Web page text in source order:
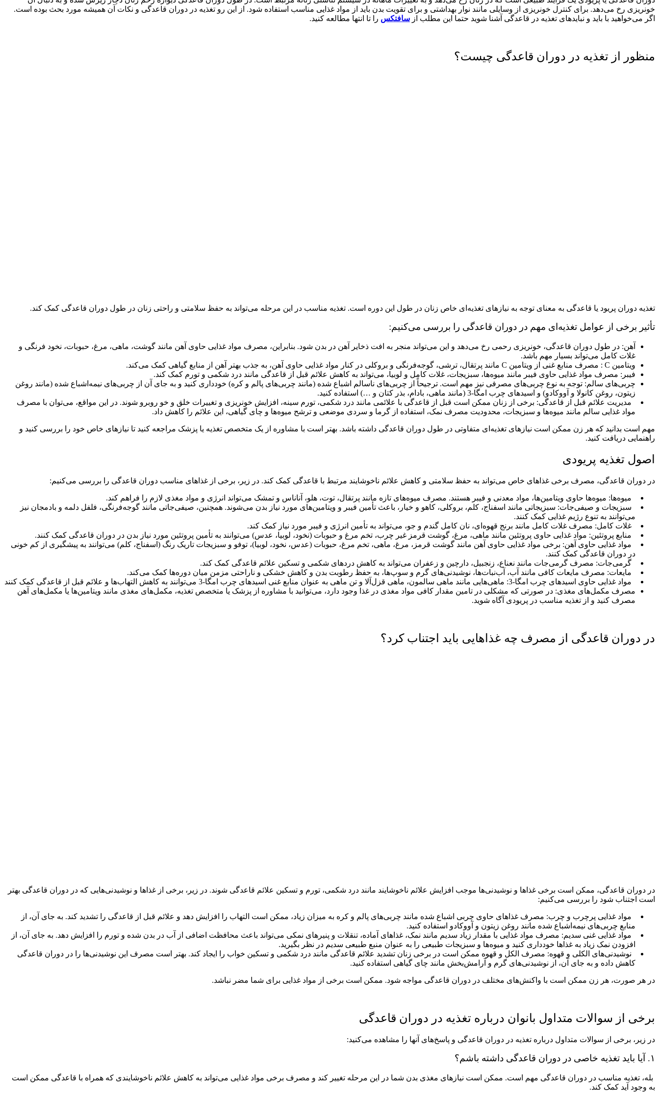
خونریزی رخ می‌دهد. برای کنترل خونریزی از وسایلی مانند نوار بهداشتی و برای تقویت بدن باید از مواد غذایی مناسب استفاده شود. از این رو تغذیه در دوران قاعدگی و نکات آن همیشه مورد بحث بوده است.
اگر می‌خواهید با باید و نباید‌های تغذیه در قاعدگی آشنا شوید حتما این مطلب از سافتکس را تا انتها مطالعه کنید.
منظور از تغذیه در دوران قاعدگی چیست؟
تغذیه دوران پریود یا قاعدگی به معنای توجه به نیازهای تغذیه‌ای خاص زنان در طول این دوره است. تغذیه مناسب در این مرحله می‌تواند به حفظ سلامتی و راحتی زنان در طول دوران قاعدگی کمک کند.
تأثیر برخی از عوامل تغذیه‌ای مهم در دوران قاعدگی را بررسی می‌کنیم:
آهن: در طول دوران قاعدگی، خونریزی رحمی رخ می‌دهد و این می‌تواند منجر به افت ذخایر آهن در بدن شود. بنابراین، مصرف مواد غذایی حاوی آهن مانند گوشت، ماهی، مرغ، حبوبات، نخود فرنگی و
غلات کامل می‌تواند بسیار مهم باشد.
ویتامین C : مصرف منابع غنی از ویتامین C مانند پرتقال، ترشی، گوجه‌فرنگی و بروکلی در کنار مواد غذایی حاوی آهن، به جذب بهتر آهن از منابع گیاهی کمک می‌کند.
فیبر: مصرف مواد غذایی حاوی فیبر مانند میوه‌ها، سبزیجات، غلات کامل و لوبیا، می‌تواند به کاهش علائم قبل از قاعدگی مانند درد شکمی و تورم کمک کند.
چربی‌های سالم: توجه به نوع چربی‌های مصرفی نیز مهم است. ترجیحاً از چربی‌های ناسالم اشباع شده (مانند چربی‌های پالم و کره) خودداری کنید و به جای آن از چربی‌های نیمه‌اشباع شده (مانند روغن
زیتون، روغن کانولا و آووکادو) و اسیدهای چرب امگا-3 (مانند ماهی، بادام، بذر کتان و …) استفاده کنید.
مدیریت علائم قبل از قاعدگی: برخی از زنان ممکن است قبل از قاعدگی با علائمی مانند درد شکمی، تورم سینه، افزایش خونریزی و تغییرات خلق و خو روبرو شوند. در این مواقع، می‌توان با مصرف
مواد غذایی سالم مانند میوه‌ها و سبزیجات، محدودیت مصرف نمک، استفاده از گرما و سردی موضعی و ترشح میوه‌ها و چای گیاهی، این علائم را کاهش داد.
مهم است بدانید که هر زن ممکن است نیازهای تغذیه‌ای متفاوتی در طول دوران قاعدگی داشته باشد. بهتر است با مشاوره از یک متخصص تغذیه یا پزشک مراجعه کنید تا نیازهای خاص خود را بررسی کنید و
راهنمایی دریافت کنید.
اصول تغذیه پریودی
در دوران قاعدگی، مصرف برخی غذاهای خاص می‌تواند به حفظ سلامتی و کاهش علائم ناخوشایند مرتبط با قاعدگی کمک کند. در زیر، برخی از غذاهای مناسب دوران قاعدگی را بررسی می‌کنیم:
میوه‌ها: میوه‌ها حاوی ویتامین‌ها، مواد معدنی و فیبر هستند. مصرف میوه‌های تازه مانند پرتقال، توت، هلو، آناناس و تمشک می‌تواند انرژی و مواد مغذی لازم را فراهم کند.
سبزیجات و صیفی‌جات: سبزیجاتی مانند اسفناج، کلم، بروکلی، کاهو و خیار، باعث تأمین فیبر و ویتامین‌های مورد نیاز بدن می‌شوند. همچنین، صیفی‌جاتی مانند گوجه‌فرنگی، فلفل دلمه و بادمجان نیز
می‌توانند به تنوع رژیم غذایی کمک کنند.
غلات کامل: مصرف غلات کامل مانند برنج قهوه‌ای، نان کامل گندم و جو، می‌تواند به تأمین انرژی و فیبر مورد نیاز کمک کند.
منابع پروتئین: مواد غذایی حاوی پروتئین مانند ماهی، مرغ، گوشت قرمز غیر چرب، تخم مرغ و حبوبات (نخود، لوبیا، عدس) می‌توانند به تأمین پروتئین مورد نیاز بدن در دوران قاعدگی کمک کنند.
مواد غذایی حاوی آهن: برخی مواد غذایی حاوی آهن مانند گوشت قرمز، مرغ، ماهی، تخم مرغ، حبوبات (عدس، نخود، لوبیا)، توفو و سبزیجات تاریک رنگ (اسفناج، کلم) می‌توانند به پیشگیری از کم خونی
در دوران قاعدگی کمک کنند.
گرمی‌جات: مصرف گرمی‌جات مانند نعناع، زنجبیل، دارچین و زعفران می‌تواند به کاهش دردهای شکمی و تسکین علائم قاعدگی کمک کند.
مایعات: مصرف مایعات کافی مانند آب، آب‌نبات‌ها، نوشیدنی‌های گرم و سوپ‌ها، به حفظ رطوبت بدن و کاهش خشکی و ناراحتی مزمن میان دوره‌ها کمک می‌کند.
مواد غذایی حاوی اسیدهای چرب امگا-3: ماهی‌هایی مانند ماهی سالمون، ماهی قزل‌آلا و تن ماهی به عنوان منابع غنی اسیدهای چرب امگا-3 می‌توانند به کاهش التهاب‌ها و علائم قبل از قاعدگی کمک کنند
مصرف مکمل‌های مغذی: در صورتی که مشکلی در تامین مقدار کافی مواد مغذی در غذا وجود دارد، می‌توانید با مشاوره از پزشک یا متخصص تغذیه، مکمل‌های مغذی مانند ویتامین‌ها یا مکمل‌های آهن
مصرف کنید و از تغذیه مناسب در پریودی آگاه شوید.
در دوران قاعدگی از مصرف چه غذاهایی باید اجتناب کرد؟
در دوران قاعدگی، ممکن است برخی غذاها و نوشیدنی‌ها موجب افزایش علائم ناخوشایند مانند درد شکمی، تورم و تسکین علائم قاعدگی شوند. در زیر، برخی از غذاها و نوشیدنی‌هایی که در دوران قاعدگی بهتر
است اجتناب شود را بررسی می‌کنیم:
مواد غذایی پرچرب و چرب: مصرف غذاهای حاوی چربی اشباع شده مانند چربی‌های پالم و کره به میزان زیاد، ممکن است التهاب را افزایش دهد و علائم قبل از قاعدگی را تشدید کند. به جای آن، از
منابع چربی‌های نیمه‌اشباع شده مانند روغن زیتون و آووکادو استفاده کنید.
مواد غذایی غنی سدیم: مصرف مواد غذایی با مقدار زیاد سدیم مانند نمک، غذاهای آماده، تنقلات و پنیرهای نمکی می‌تواند باعث محافظت اضافی از آب در بدن شده و تورم را افزایش دهد. به جای آن، از
افزودن نمک زیاد به غذاها خودداری کنید و میوه‌ها و سبزیجات طبیعی را به عنوان منبع طبیعی سدیم در نظر بگیرید.
نوشیدنی‌های الکلی و قهوه: مصرف الکل و قهوه ممکن است در برخی زنان تشدید علائم قاعدگی مانند درد شکمی و تسکین خواب را ایجاد کند. بهتر است مصرف این نوشیدنی‌ها را در دوران قاعدگی
کاهش داده و به جای آن، از نوشیدنی‌های گرم و آرامش‌بخش مانند چای گیاهی استفاده کنید.
در هر صورت، هر زن ممکن است با واکنش‌های مختلف در دوران قاعدگی مواجه شود. ممکن است برخی از مواد غذایی برای شما مضر نباشد.
برخی از سوالات متداول بانوان درباره تغذیه در دوران قاعدگی
در زیر، برخی از سوالات متداول درباره تغذیه در دوران قاعدگی و پاسخ‌های آنها را مشاهده می‌کنید:
۱. آیا باید تغذیه خاصی در دوران قاعدگی داشته باشم؟
بله، تغذیه مناسب در دوران قاعدگی مهم است. ممکن است نیازهای مغذی بدن شما در این مرحله تغییر کند و مصرف برخی مواد غذایی می‌تواند به کاهش علائم ناخوشایندی که همراه با قاعدگی ممکن است
به وجود آید کمک کند.